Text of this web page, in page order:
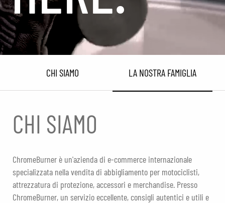
CHI SIAMO LA NOSTRA FAMIGLIA
CHI SIAMO
ChromeBurner è un'azienda di e-commerce internazionale
specializzata nella vendita di abbigliamento per motociclisti,
attrezzatura di protezione, accessori e merchandise. Presso
ChromeBurner, un servizio eccellente, consigli autentici e utili e